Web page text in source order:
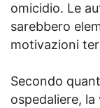
omicidio. Le
sarebbero
motivazioni
Secondo
ospedaliere,